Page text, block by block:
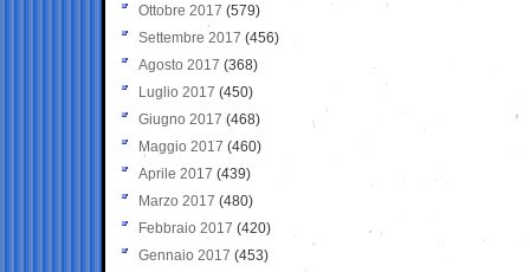
Ottobre 2017 (579)
Settembre 2017 (456)
Agosto 2017 (368)
Luglio 2017 (450)
Giugno 2017 (468)
Maggio 2017 (460)
Aprile 2017 (439)
Marzo 2017 (480)
Febbraio 2017 (420)
Gennaio 2017 (453)